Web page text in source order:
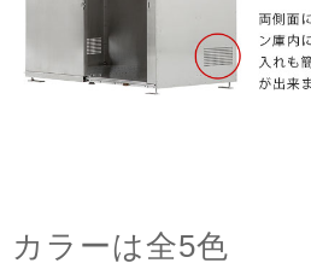
カラーは全5色